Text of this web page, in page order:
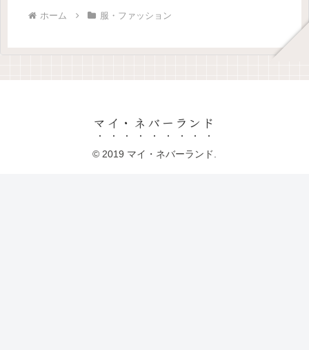
ホーム 服・ファッション
マイ・ネバーランド
© 2019 マイ・ネバーランド.